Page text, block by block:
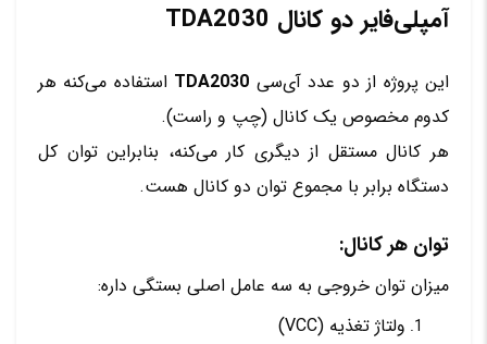
آمپلی‌فایر دو کانال TDA2030
این پروژه از دو عدد آی‌سی TDA2030 استفاده می‌کنه هر
کدوم مخصوص یک کانال (چپ و راست).
هر کانال مستقل از دیگری کار می‌کنه، بنابراین توان کل
دستگاه برابر با مجموع توان دو کانال هست.
توان هر کانال:
میزان توان خروجی به سه عامل اصلی بستگی داره:
ولتاژ تغذیه (VCC)